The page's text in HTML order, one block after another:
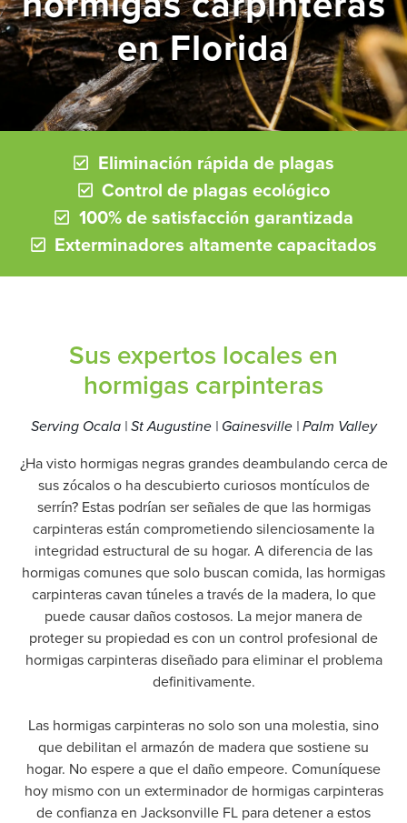
en Florida
Eliminación rápida de plagas
Control de plagas ecológico
100% de satisfacción garantizada
Exterminadores altamente capacitados
Sus expertos locales en
hormigas carpinteras
Serving Ocala | St Augustine | Gainesville | Palm Valley
¿Ha visto hormigas negras grandes deambulando cerca de
sus zócalos o ha descubierto curiosos montículos de
serrín? Estas podrían ser señales de que las hormigas
carpinteras están comprometiendo silenciosamente la
integridad estructural de su hogar. A diferencia de las
hormigas comunes que solo buscan comida, las hormigas
carpinteras cavan túneles a través de la madera, lo que
puede causar daños costosos. La mejor manera de
proteger su propiedad es con un control profesional de
hormigas carpinteras diseñado para eliminar el problema
definitivamente.
Las hormigas carpinteras no solo son una molestia, sino
que debilitan el armazón de madera que sostiene su
hogar. No espere a que el daño empeore. Comuníquese
hoy mismo con un exterminador de hormigas carpinteras
de confianza en Jacksonville FL para detener a estos